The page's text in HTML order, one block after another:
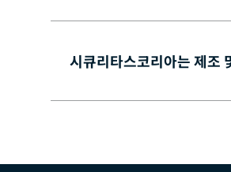
시큐리타스코리아는 제조